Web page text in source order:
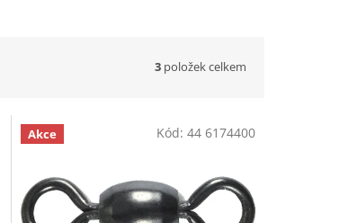
3 položek celkem
Akce Kód: 44 6174400